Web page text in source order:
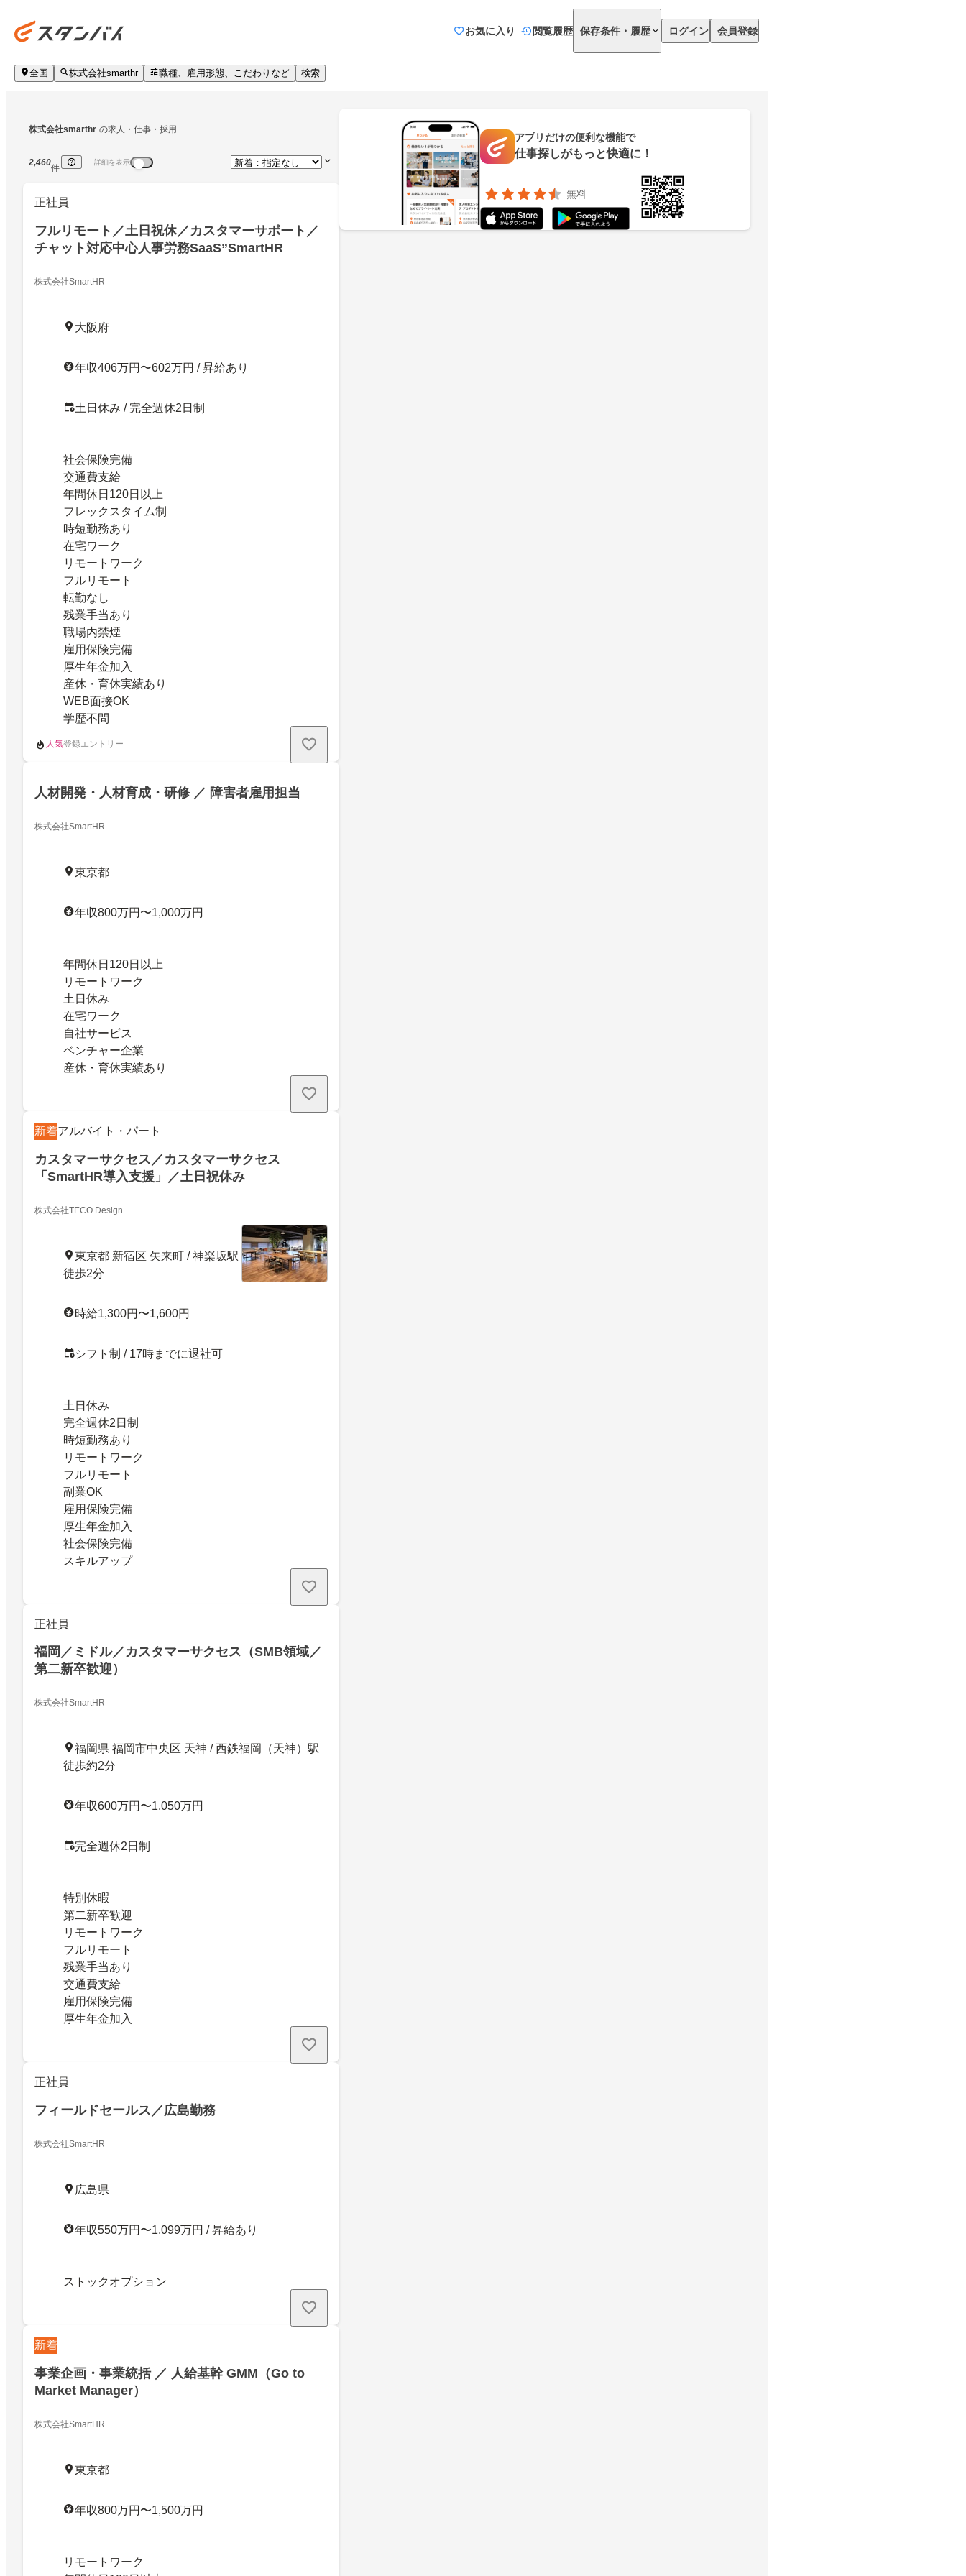
お気に入り 閲覧履歴 保存条件・履歴 ログイン 会員登録
全国 株式会社smarthr 職種、雇用形態、こだわりなど 検索
株式会社smarthr の求人・仕事・採用
2,460
件
詳細を表示
正社員
フルリモート／土日祝休／カスタマーサポート／
チャット対応中心人事労務SaaS”SmartHR
株式会社SmartHR
大阪府
年収406万円〜602万円 / 昇給あり
土日休み / 完全週休2日制
社会保険完備
交通費支給
年間休日120日以上
フレックスタイム制
時短勤務あり
在宅ワーク
リモートワーク
フルリモート
転勤なし
残業手当あり
職場内禁煙
雇用保険完備
厚生年金加入
産休・育休実績あり
WEB面接OK
学歴不問
人気登録エントリー
人材開発・人材育成・研修 ／ 障害者雇用担当
株式会社SmartHR
東京都
年収800万円〜1,000万円
年間休日120日以上
リモートワーク
土日休み
在宅ワーク
自社サービス
ベンチャー企業
産休・育休実績あり
新着アルバイト・パート
カスタマーサクセス／カスタマーサクセス
「SmartHR導入支援」／土日祝休み
株式会社TECO Design
東京都 新宿区 矢来町 / 神楽坂駅
徒歩2分
時給1,300円〜1,600円
シフト制 / 17時までに退社可
土日休み
完全週休2日制
時短勤務あり
リモートワーク
フルリモート
副業OK
雇用保険完備
厚生年金加入
社会保険完備
スキルアップ
正社員
福岡／ミドル／カスタマーサクセス（SMB領域／
第二新卒歓迎）
株式会社SmartHR
福岡県 福岡市中央区 天神 / 西鉄福岡（天神）駅
徒歩約2分
年収600万円〜1,050万円
完全週休2日制
特別休暇
第二新卒歓迎
リモートワーク
フルリモート
残業手当あり
交通費支給
雇用保険完備
厚生年金加入
正社員
フィールドセールス／広島勤務
株式会社SmartHR
広島県
年収550万円〜1,099万円 / 昇給あり
ストックオプション
新着
事業企画・事業統括 ／ 人給基幹 GMM（Go to
Market Manager）
株式会社SmartHR
東京都
年収800万円〜1,500万円
リモートワーク
アプリだけの便利な機能で
仕事探しがもっと快適に！
無料